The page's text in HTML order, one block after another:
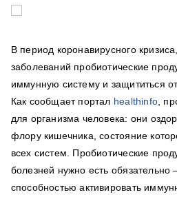
В период коронавирусного
заболеваний пробиотические
иммунную систему и защититься
Как сообщает портал healthinfo,
для организма человека: они
флору кишечника, состояние
всех систем. Пробиотические
болезней нужно есть обязательно
способностью активировать